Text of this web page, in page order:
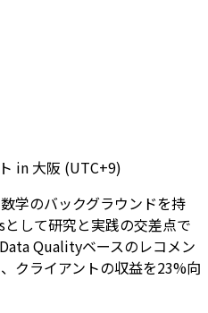
in 大阪 (UTC+9)
学のバックグラウンドを持
して研究と実践の交差点で
Qualityベースのレコメン
クライアントの収益を23%向